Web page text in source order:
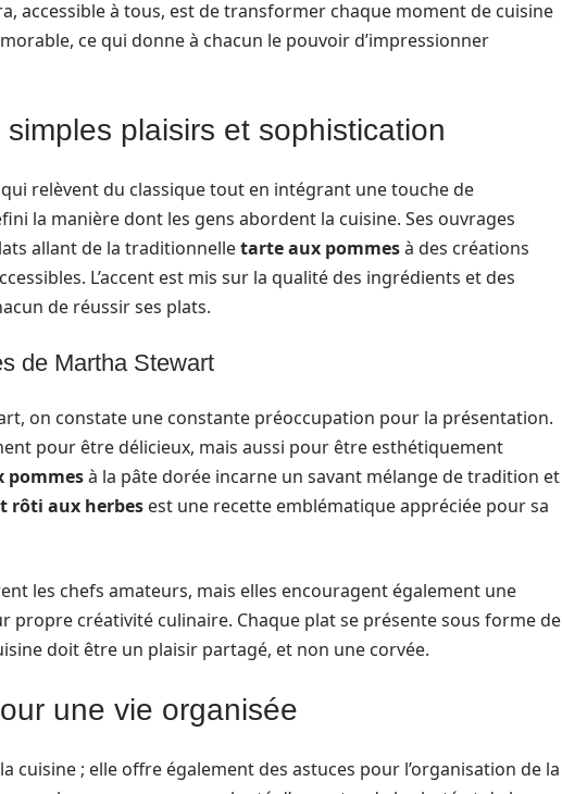
accessible à tous, est de transformer chaque moment de cuisine
ce qui donne à chacun le pouvoir d’impressionner
plaisirs et sophistication
relèvent du classique tout en intégrant une touche de
la manière dont les gens abordent la cuisine. Ses ouvrages
allant de la traditionnelletarte aux pommesà des créations
L’accent est mis sur la qualité des ingrédients et des
de réussir ses plats.
de Martha Stewart
on constate une constante préoccupation pour la présentation.
pour être délicieux, mais aussi pour être esthétiquement
pommesà la pâte dorée incarne un savant mélange de tradition et
rôti aux herbes est une recette emblématique appréciée pour sa
les chefs amateurs, mais elles encouragent également une
propre créativité culinaire. Chaque plat se présente sous forme de
doit être un plaisir partagé, et non une corvée.
une vie organisée
cuisine ; elle offre également des astuces pour l’organisation de la